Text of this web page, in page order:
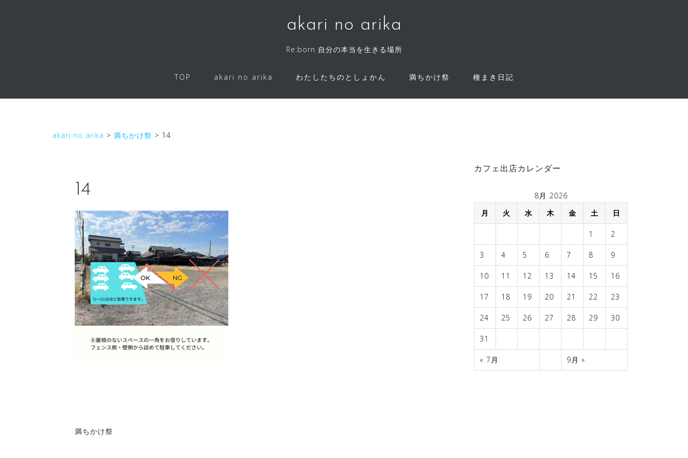
キ
akari no arika
Re:born 自分の本当を生きる場所
TOP akari no arika わたしたちのとしょかん 満ちかけ祭 種まき日記
akari no arika > 満ちかけ祭 > 14
14
満ちかけ祭
カフェ出店カレンダー
8月 2026
月
火 水 木 金 土 日
1 2
3 4 5 6 7 8 9
10 11 12 13 14 15 16
17 18 19 20 21 22 23
24 25 26 27 28 29 30
31
« 7月 9月 »